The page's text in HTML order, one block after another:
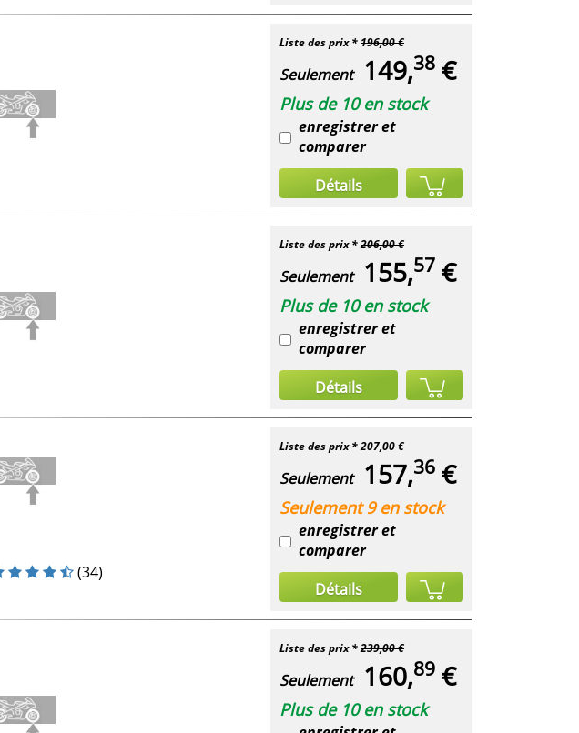
Liste des prix *196,00 €
Seulement 149,38 €
Plus de 10 en stock
enregistrer et
comparer
Détails
Liste des prix *206,00 €
Seulement 155,57 €
Plus de 10 en stock
enregistrer et
comparer
Détails
(34)
Liste des prix *207,00 €
Seulement 157,36 €
Seulement 9 en stock
enregistrer et
comparer
Détails
Liste des prix *239,00 €
Seulement 160,89 €
Plus de 10 en stock